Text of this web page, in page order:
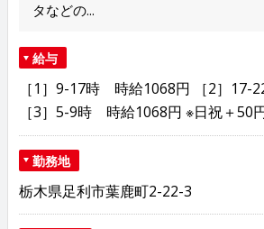
タなどの...
給与
［1］9-17時 時給1068円 ［2］17-
［3］5-9時 時給1068円 ※日祝＋50
勤務地
栃木県足利市葉鹿町2-22-3